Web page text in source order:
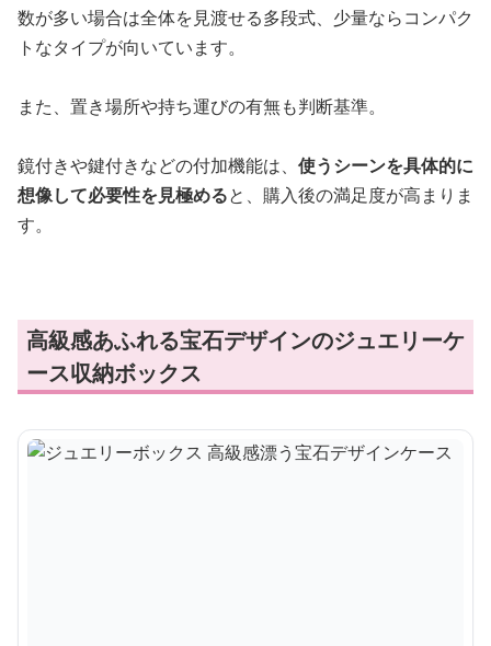
数が多い場合は全体を見渡せる多段式、少量ならコンパク
トなタイプが向いています。
また、置き場所や持ち運びの有無も判断基準。
鏡付きや鍵付きなどの付加機能は、 使うシーンを具体的に
想像して必要性を見極めると、購入後の満足度が高まりま
す。
高級感あふれる宝石デザインのジュエリーケ
ース収納ボックス